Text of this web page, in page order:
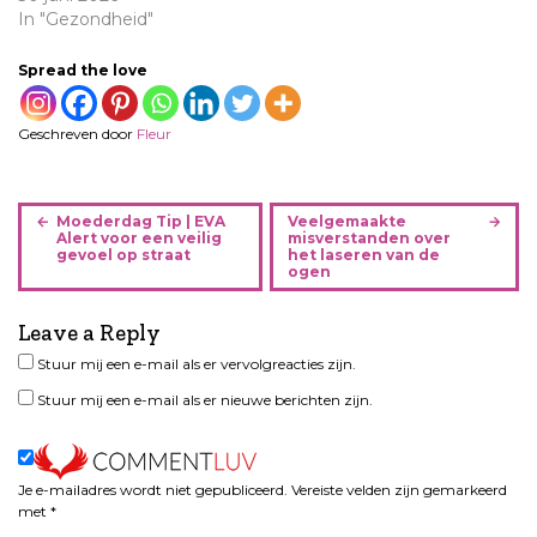
In "Gezondheid"
Spread the love
Geschreven door Fleur
B
i
c
h
t
n
v
g
Moederdag Tip | EVA
Alert voor een veilig
gevoel op straat
Veelgemaakte
misverstanden over
het laseren van de
ogen
Leave a Reply
Je e-mailadres wordt niet gepubliceerd. Vereiste velden zijn gemarkeerd
met *
Stuur mij een e-mail als er vervolgreacties zijn.
Stuur mij een e-mail als er nieuwe berichten zijn.